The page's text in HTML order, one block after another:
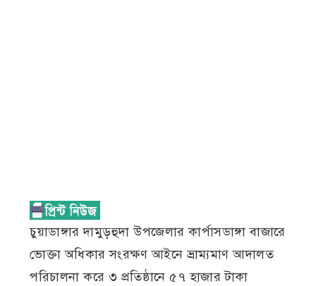
চুয়াডাঙ্গার দামুড়হুদা উপজেলার কার্পাসডাঙ্গা বাজারে
ভোক্তা অধিকার সংরক্ষণ আইনে ভ্রাম্যমাণ আদালত
পরিচালনা করে ৩ প্রতিষ্ঠানে ৫৭ হাজার টাকা